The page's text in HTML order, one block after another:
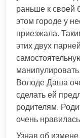
раньше к своей
этом городе у
приезжала.
этих двух
Володе Даша
сделать ей
родителям.
очень
Узнав об